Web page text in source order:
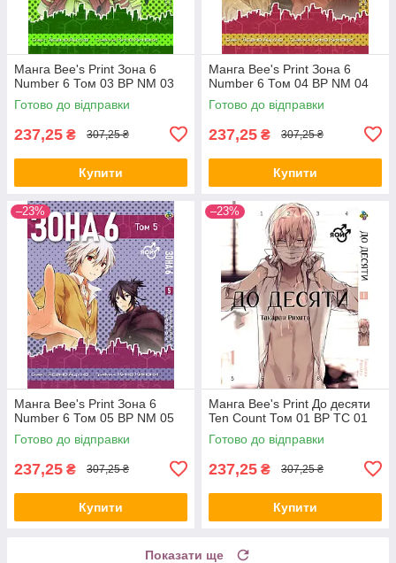
Манга Bee's Print Зона 6
Number 6 Том 03 ВР NM 03
Готово до відправки
237,25 ₴ 307,25 ₴
Купити
Манга Bee's Print Зона 6
Number 6 Том 04 ВР NM 04
Готово до відправки
237,25 ₴ 307,25 ₴
Купити
–23%
Манга Bee's Print Зона 6
Number 6 Том 05 ВР NM 05
Готово до відправки
237,25 ₴ 307,25 ₴
Купити
–23%
Манга Bee's Print До десяти
Ten Count Том 01 ВР TC 01
Готово до відправки
237,25 ₴ 307,25 ₴
Купити
Показати ще